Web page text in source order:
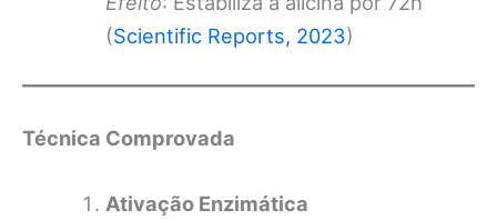
(Scientific Reports, 2023)
Técnica Comprovada
Ativação Enzimática